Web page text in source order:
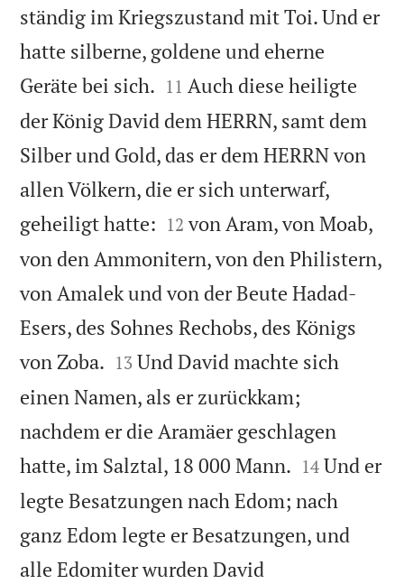
ständig im Kriegszustand mit Toi. Und er
hatte silberne, goldene und eherne
Geräte bei sich. 

11 Auch diese heiligte
der König David dem HERRN, samt dem
Silber und Gold, das er dem HERRN von
allen Völkern, die er sich unterwarf,
geheiligt hatte: 

12 von Aram, von Moab,
von den Ammonitern, von den Philistern,
von Amalek und von der Beute Hadad-
Esers, des Sohnes Rechobs, des Königs
von Zoba. 

13 Und David machte sich
einen Namen, als er zurückkam;
nachdem er die Aramäer geschlagen
hatte, im Salztal, 18 000 Mann. 

14 Und er
legte Besatzungen nach Edom; nach
ganz Edom legte er Besatzungen, und
alle Edomiter wurden David